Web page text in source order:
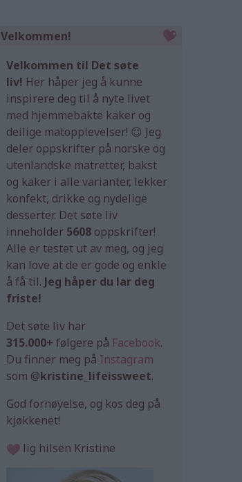
Velkommen!
Velkommen til Det søte
liv! Her håper jeg å kunne
inspirere deg til å nyte livet
med hjemmebakte kaker og
deilige matopplevelser! 😊 Jeg
deler oppskrifter på norske og
utenlandske matretter, bakst
og kaker i alle varianter, lekker
konfekt, drikke og nydelige
desserter. Det søte liv
inneholder 5608 oppskrifter!
Alle er testet ut av meg, og jeg
kan love at de er gode og enkle
å få til. Jeg håper du lar deg
friste!
Det søte liv har
315.000+ følgere på Facebook.
Du finner meg på Instagram
som @kristine_lifeissweet.
God fornøyelse, og kos deg på
kjøkkenet!
lig hilsen Kristine